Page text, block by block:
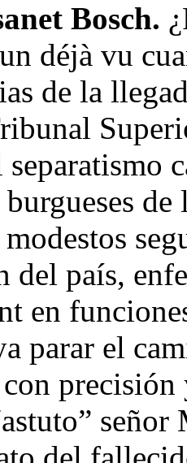
Bosch.
déjà vu
de la
del país,
en
parar el